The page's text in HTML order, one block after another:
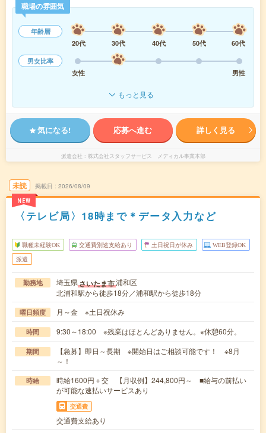
職場の雰囲気
年齢層
20代
30代 40代 50代
60代
男女比率
女性
男性
もっと見る
気になる! 応募へ進む 詳しく見る
派遣会社 株式会社スタッフサービス メディカル事業本部
未読
NEW
掲載日 2026/08/09
〈テレビ局〉18時まで＊データ入力など
職種未経験OK 交通費別途支給あり 土日祝日が休み WEB登録OK
派遣
勤務地 埼玉県さいたま市浦和区
北浦和駅から徒歩18分／浦和駅から徒歩18分
曜日頻度 月～金 ※土日祝休み
時間 9:30～18:00 ※残業はほとんどありません。※休憩60分。
期間
【急募】即日～長期 ※開始日はご相談可能です！ ※8月
～！
時給
時給1600円＋交 【月収例】244,800円～ ■給与の前払い
が可能な速払いサービスあり
交通費
交通費支給あり